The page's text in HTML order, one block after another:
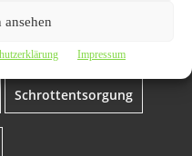
Impressum
Schrottentsorgung